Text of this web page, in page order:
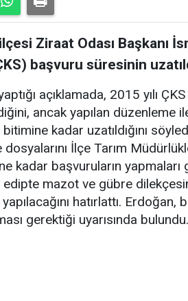
Ziraat Odası Başkanı
başvuru süresinin
açıklamada, 2015 yılı
ancak yapılan düzenleme
kadar uzatıldığını
dosyalarını İlçe Tarım
kadar başvuruların
edipte mazot ve gübre
hatırlattı. Erdoğan,
gerektiği uyarısında bulundu.